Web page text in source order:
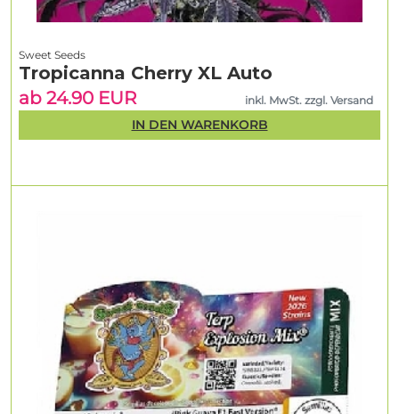
Sweet Seeds
Tropicanna Cherry XL Auto
ab 24.90 EUR
inkl. MwSt. zzgl. Versand
IN DEN WARENKORB